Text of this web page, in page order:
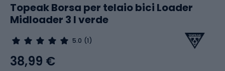
Topeak Borsa per telaio bici Loader
Midloader 3 l verde
5.0 (1)
38,99 €